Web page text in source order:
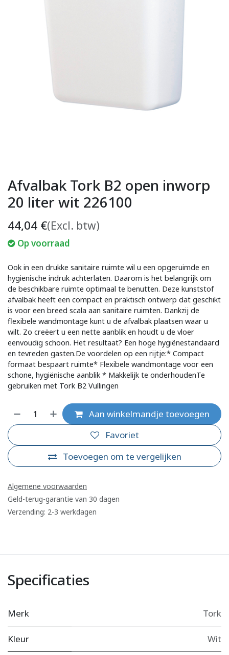
Afvalbak Tork B2 open inworp
20 liter wit 226100
44,04 €(Excl. btw)
Op voorraad
Ook in een drukke sanitaire ruimte wil u een opgeruimde en
hygiënische indruk achterlaten. Daarom is het belangrijk om
de beschikbare ruimte optimaal te benutten. Deze kunststof
afvalbak heeft een compact en praktisch ontwerp dat geschikt
is voor een breed scala aan sanitaire ruimten. Dankzij de
flexibele wandmontage kunt u de afvalbak plaatsen waar u
wilt. Zo creëert u een nette aanblik en houdt u de vloer
eenvoudig schoon. Het resultaat? Een hoge hygiënestandaard
en tevreden gasten.De voordelen op een rijtje:* Compact
formaat bespaart ruimte* Flexibele wandmontage voor een
schone, hygiënische aanblik * Makkelijk te onderhoudenTe
gebruiken met Tork B2 Vullingen
Aan winkelmandje toevoegen
Toevoegen om te vergelijken
Favoriet
Algemene voorwaarden
Geld-terug-garantie van 30 dagen
Verzending: 2-3 werkdagen
Specificaties
Merk Tork
Kleur Wit